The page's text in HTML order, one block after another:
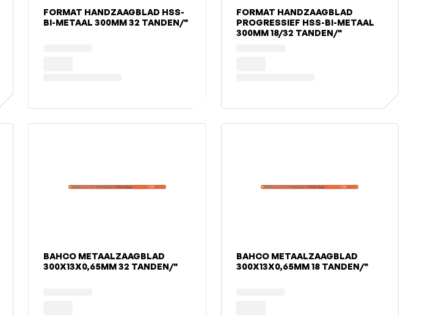
FORMAT HANDZAAGBLAD HSS-
BI-METAAL 300MM 32 TANDEN/"
FORMAT HANDZAAGBLAD
PROGRESSIEF HSS-BI-METAAL
300MM 18/32 TANDEN/"
BAHCO METAALZAAGBLAD
300X13X0,65MM 32 TANDEN/"
BAHCO METAALZAAGBLAD
300X13X0,65MM 18 TANDEN/"